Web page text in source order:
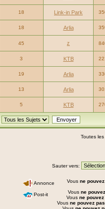
18 Link-in Park
18 Arlia
45 z
3 KTB
19 Arlia
13 Arlia
5 KTB
Toutes
Sauter vers:
Annonce
Post-it
Vous ne
Vous ne
Vous ne pouvez
Vous ne pouvez pas